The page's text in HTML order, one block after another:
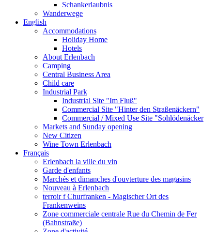
Schankerlaubnis
Wanderwege
English
Accommodations
Holiday Home
Hotels
About Erlenbach
Camping
Central Business Area
Child care
Industrial Park
Industrial Site "Im Fluß"
Commercial Site "Hinter den Straßenäckern"
Commercial / Mixed Use Site "Sohlödenäcker
Markets and Sunday opening
New Citizen
Wine Town Erlenbach
Français
Erlenbach la ville du vin
Garde d'enfants
Marchés et dimanches d'ouvterture des magasins
Nouveau à Erlenbach
terroir f Churfranken - Magischer Ort des
Frankenweins
Zone commerciale centrale Rue du Chemin de Fer
(Bahnstraße)